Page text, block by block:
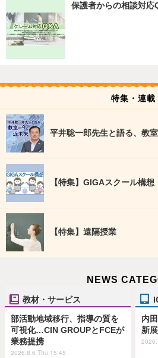
保護者からの相談対応
特集・連載
平井聡一郎先生と語る、教
【特集】GIGAスクール構想
【特集】遠隔授業
NEWS
教材・サービス
部活動地域移行、指導の質を
可視化…CIN GROUPとFCEが
業務提携
2026.8.6 Thu 15:45
内
新